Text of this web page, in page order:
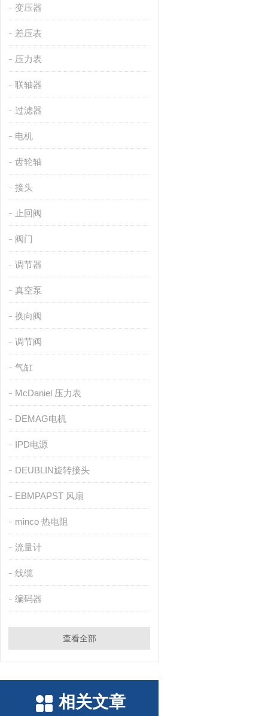
变压器
差压表
压力表
联轴器
过滤器
电机
齿轮轴
接头
止回阀
阀门
调节器
真空泵
换向阀
调节阀
气缸
McDaniel 压力表
DEMAG电机
IPD电源
DEUBLIN旋转接头
EBMPAPST 风扇
minco 热电阻
流量计
线缆
编码器
查看全部
相关文章